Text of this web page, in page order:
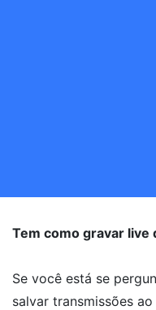
Tem como gravar live
Se você está se
salvar transmissões